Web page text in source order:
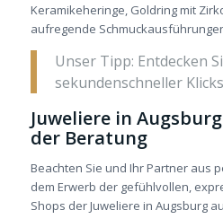
Keramikeheringe, Goldring mit
aufregende
Unser Tipp: Entdecken
sekundenschneller
Juweliere in
der Beratung
Beachten Sie und Ihr Partner aus
dem Erwerb der gefühlvollen,
Shops der Juweliere in Augsburg